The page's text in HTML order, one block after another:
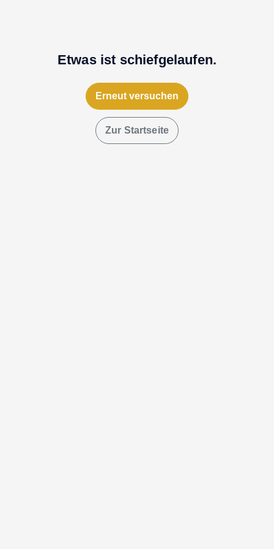
Etwas ist schiefgelaufen.
Erneut versuchen
Zur Startseite